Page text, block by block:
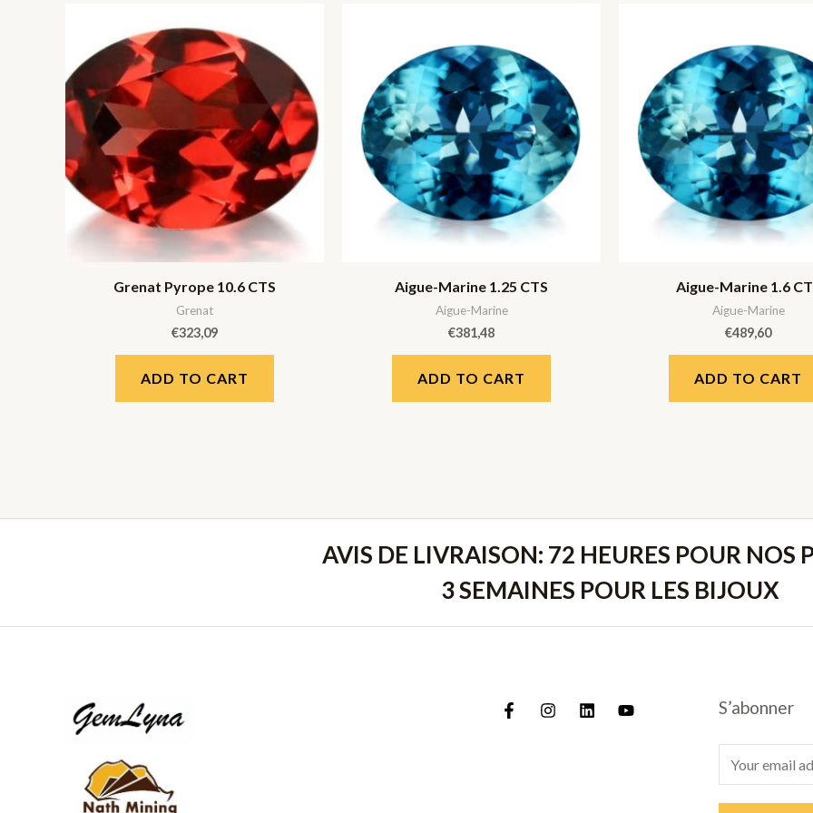
Grenat Pyrope 10.6 CTS
Grenat
€323,09
ADD TO CART
Aigue-Marine 1.25 CTS
Aigue-Marine
€381,48
ADD TO CART
Aigue-Marine 1.6
Aigue-Marine
€489,60
ADD TO CART
AVIS DE LIVRAISON: 72 HEURES POUR NOS
3 SEMAINES POUR LES BIJOUX
S’abonner
m